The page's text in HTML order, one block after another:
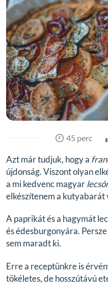
45 perc
Azt már tudjuk, hogy a
újdonság. Viszont olyan
a mi kedvenc magyar
elkészítenem a kutyabarát
A paprikát és a hagymát
és édesburgonyára.
sem maradt ki.
Erre a receptünkre is
tökéletes, de hosszútávú